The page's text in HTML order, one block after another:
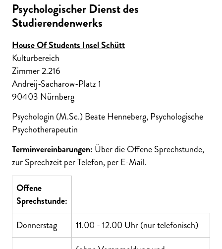
Psychologischer Dienst des
Studierendenwerks
House Of Students Insel Schütt
Kulturbereich
Zimmer 2.216
Andreij-Sacharow-Platz 1
90403 Nürnberg
Psychologin (M.Sc.) Beate Henneberg, Psychologische
Psychotherapeutin
Terminvereinbarungen: Über die Offene Sprechstunde,
zur Sprechzeit per Telefon, per E-Mail.
Offene
Sprechstunde:
Donnerstag
11.00 - 12.00 Uhr (nur telefonisch)